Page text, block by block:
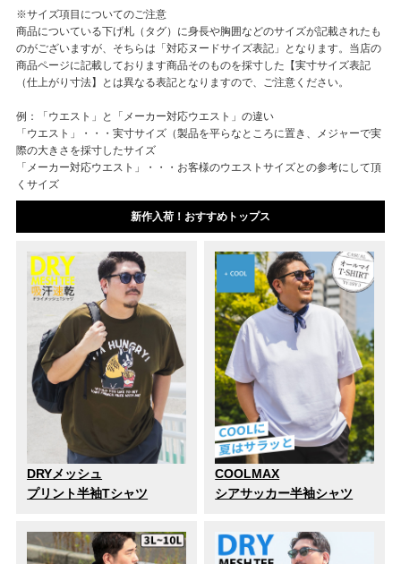
※サイズ項目についてのご注意
商品についている下げ札（タグ）に身長や胸囲などのサイズが記載されたも
のがございますが、そちらは「対応ヌードサイズ表記」となります。当店の
商品ページに記載しております商品そのものを採寸した【実寸サイズ表記
（仕上がり寸法】とは異なる表記となりますので、ご注意ください。
例：「ウエスト」と「メーカー対応ウエスト」の違い
「ウエスト」・・・実寸サイズ（製品を平らなところに置き、メジャーで実
際の大きさを採寸したサイズ
「メーカー対応ウエスト」・・・お客様のウエストサイズとの参考にして頂
くサイズ
新作入荷！おすすめトップス
DRYメッシュ
プリント半袖Tシャツ
COOLMAX
シアサッカー半袖シャツ